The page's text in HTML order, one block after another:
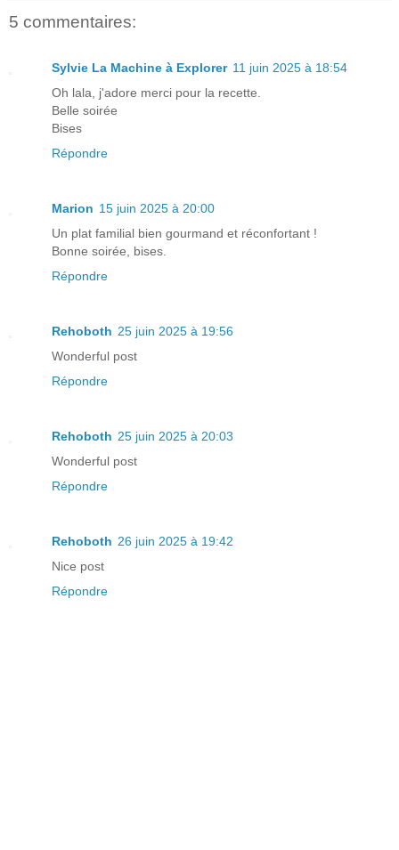
5 commentaires:
Sylvie La Machine à Explorer 11 juin 2025 à 18:54
Oh lala, j'adore merci pour la recette.
Belle soirée
Bises
Répondre
Marion 15 juin 2025 à 20:00
Un plat familial bien gourmand et réconfortant !
Bonne soirée, bises.
Répondre
Rehoboth 25 juin 2025 à 19:56
Wonderful post
Répondre
Rehoboth 25 juin 2025 à 20:03
Wonderful post
Répondre
Rehoboth 26 juin 2025 à 19:42
Nice post
Répondre